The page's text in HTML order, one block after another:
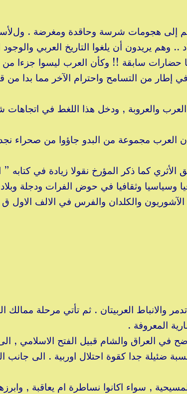
إلى هجومات شرسة وحاقدة ومغرضة .
يريدون أن يلغوا التاريخ العربي والوجود
حضارات سابقة !! وكأن العرب ليسوا جزءا
إطار من التسامح واحترام اﻵخر مما بدا من
والعروبة , ودخل هذا اللغط في
العرب مجموعة من البدو جاؤوا من صحراء نجد
اﻷثري كما ذكر المؤرخ نقولا زيادة في كتابه
وثقافيا في حوض الفرات ودجلة
والكلدان والفرس في الالف الاول
والانباط العربيتان . ثم تأتي مرحلة ممالك
المعروفة .
في العراق والشام قبيل الفتح الاسلامي ,
ضئيلة جدا كقوة احتلال اوربية . الى جانب
, سواء اكانوا نساطرة ام يعاقبة ,